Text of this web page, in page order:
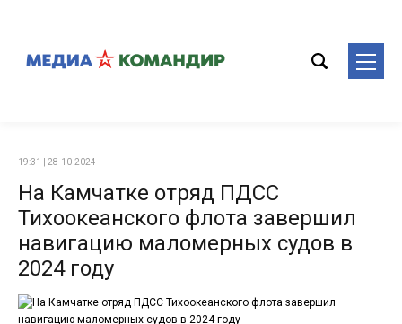
19:31 | 28-10-2024
На Камчатке отряд ПДСС
Тихоокеанского флота завершил
навигацию маломерных судов в
2024 году